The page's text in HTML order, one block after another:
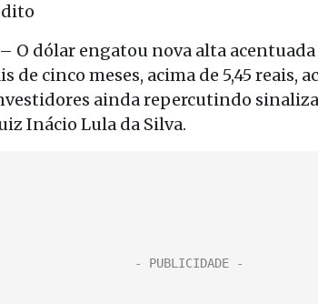
– O dólar engatou nova alta
de cinco meses, acima de 5,45 reais,
ainda repercutindo
Inácio Lula da Silva.